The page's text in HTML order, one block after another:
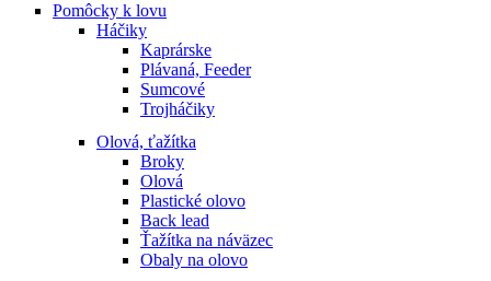
Pomôcky k lovu
Háčiky
Kaprárske
Plávaná, Feeder
Sumcové
Trojháčiky
Olová, ťažítka
Broky
Olová
Plastické olovo
Back lead
Ťažítka na náväzec
Obaly na olovo